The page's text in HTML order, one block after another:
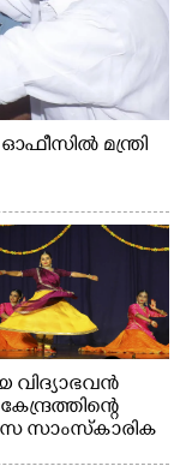
ഓഫീസിൽ മന്ത്രി
വിദ്യാഭവൻ
സാംസ്കാരിക